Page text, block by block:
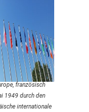
französisch
1949 durch den
internationale